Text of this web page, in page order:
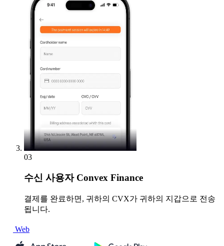
03
수신 사용자 Convex Finance
결제를 완료하면, 귀하의 CVX가 귀하의 지갑으로 전송
됩니다.
Web